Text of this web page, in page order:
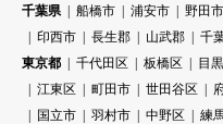
千葉県
船橋市 浦安市 野田市
印西市
長生郡 山武郡 千
東京都
千代田区 板橋区 目
江東区
町田市 世田谷区
国立市
羽村市 中野区 練